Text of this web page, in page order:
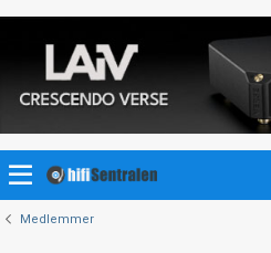
Medlemmer